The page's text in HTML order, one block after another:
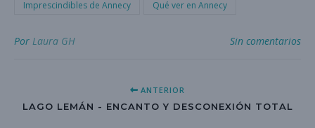
Imprescindibles de Annecy
Qué ver en Annecy
Por Laura GH Sin comentarios
ANTERIOR
LAGO LEMÁN - ENCANTO Y DESCONEXIÓN TOTAL